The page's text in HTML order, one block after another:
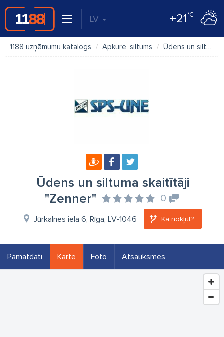
LV +21°C
1188 uzņēmumu katalogs Apkure, siltums Ūdens un siltuma skaitītāji "Zenner"
Ūdens un siltuma skaitītāji
"Zenner"
0
Jūrkalnes iela 6, Rīga, LV-1046 Kā nokļūt?
Pamatdati Karte Foto Atsauksmes